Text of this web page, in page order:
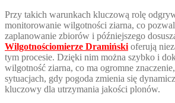
Przy takich warunkach kluczową rolę
monitorowanie wilgotności ziarna, co
zaplanowanie zbiorów i późniejszego
Wilgotnościomierze Dramiński oferują
tym procesie. Dzięki nim można szybko i
wilgotność ziarna, co ma ogromne
sytuacjach, gdy pogoda zmienia się
kluczowy dla utrzymania jakości plonów.